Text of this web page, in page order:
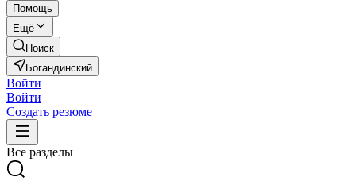
Помощь
Ещё
Поиск
Богандинский
Войти
Войти
Создать резюме
Все разделы